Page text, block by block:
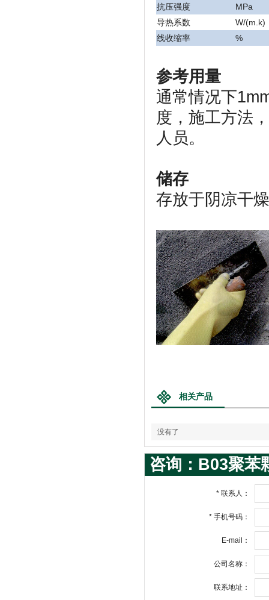
抗压强度
MPa
导热系数
W/(m.k)
线收缩率
%
参考用量
通常情况下
度，施工方法
人员。
储存
存放于阴凉干
相关产品
没有了
咨询：B03聚苯
* 联系人：
* 手机号码：
E-mail：
公司名称：
联系地址：